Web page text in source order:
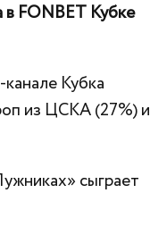
в FONBET Кубке
Кубка
из ЦСКА (27%) и
сыграет